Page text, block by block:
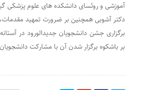
آموزشی و روئسای دانشکده های علوم پزشکی
دکتر آشوبی همچنین بر ضرورت تمهید مقدمات،
برگزاری جشن دانشجویان جدیدالورود در
بر باشکوه برگزار شدن آن با مشارکت دانشجویان